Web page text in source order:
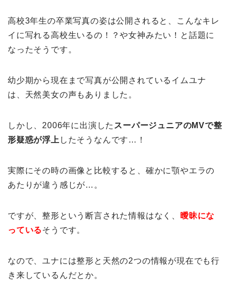
高校3年生の卒業写真の姿は公開されると、こんなキレ
イに写れる高校生いるの！？や女神みたい！と話題に
なったそうです。
幼少期から現在まで写真が公開されているイムユナ
は、天然美女の声もありました。
しかし、2006年に出演した スーパージュニアのMVで整
形疑惑が浮上 したそうなんです…！
実際にその時の画像と比較すると、確かに顎やエラの
あたりが違う感じが…。
ですが、整形という断言された情報はなく、
曖昧にな
っているそうです。
なので、ユナには整形と天然の2つの情報が現在でも行
き来しているんだとか。